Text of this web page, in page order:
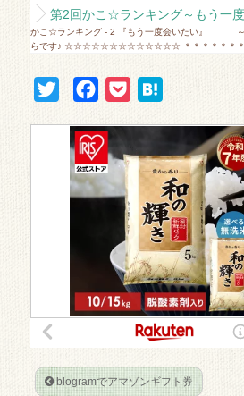
第2回かこ☆ランキング～もう一
かこ☆ランキング - 2 『もう一度会いたい』
らです♪ ☆☆☆☆☆☆☆☆☆☆☆☆☆ ＊＊＊＊＊＊＊ コ
c
e
b
e
n
a
blogramでアマゾンギフト券